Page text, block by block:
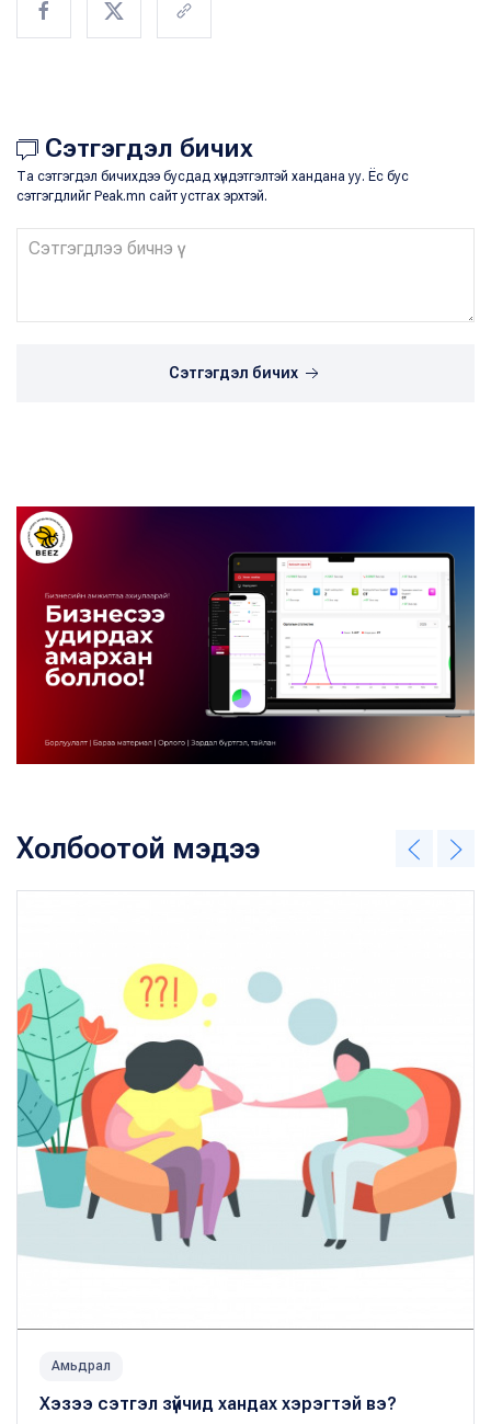
Сэтгэгдэл бичих
Та сэтгэгдэл бичихдээ бусдад хүндэтгэлтэй хандана уу. Ёс бус
сэтгэгдлийг Peak.mn сайт устгах эрхтэй.
Сэтгэгдэл бичих
Холбоотой мэдээ
Амьдрал
Хэзээ сэтгэл зүйчид хандах хэрэгтэй вэ?